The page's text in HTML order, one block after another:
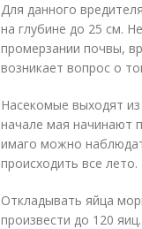
Для данного
на глубине до 25 см.
промерзании почвы,
возникает вопрос о
Насекомые выходят
начале мая начинают
имаго можно
происходить все лето.
Откладывать яйца
произвести до 120